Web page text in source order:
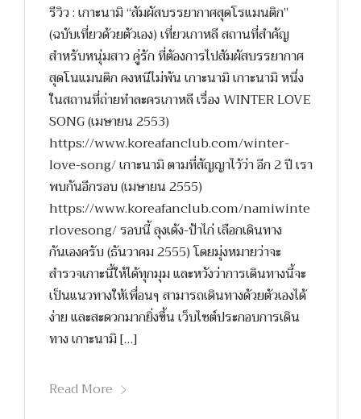
รีวิว : เกาะนามิ “สัมผัสบรรยากาศสุดโรแมนติก”
(ฉบับเที่ยวด้วยตัวเอง) เที่ยวเกาหลี สถานที่สำคัญ
สำหรับหนุ่มสาว คู่รัก ที่ต้องการไปสัมผัสบรรยากาศ
สุดโนแมนติก คงหนีไม่พ้น เกาะนามิ เกาะนามิ หนึ่ง
ในสถานที่ถ่ายทำละครเกาหลี เรื่อง WINTER LOVE
SONG (เมษายน 2553)
https://www.koreafanclub.com/winter-
love-song/ เกาะนามิ ตามที่สัญญาไว้ว่า อีก 2 ปี เรา
พบกันอีกรอบ (เมษายน 2555)
https://www.koreafanclub.com/namiwinte
rlovesong/ รอบนี้ ลุงเด้ง-ป้าไก่ เลือกเดินทาง
กันเองครับ (ธันวาคม 2555) โดยมุ่งหมายว่าจะ
สำรวจเกาะนี้ให้ได้ทุกมุม และหวังว่าการเดินทางนี้จะ
เป็นแนวทางให้เพื่อนๆ สามารถเดินทางด้วยตัวเองได้
ง่าย และสะดวกมากยิ่งขึ้น เว็บไซต์ประกอบการเดิน
ทาง เกาะนามิ […]
Read More